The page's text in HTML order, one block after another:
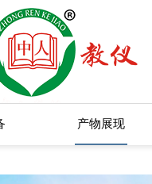
二区_欧美精
产物展现